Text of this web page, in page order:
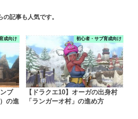
の記事も人気です。
成向け
ブ
の進
初心者・サブ育成向け
【ドラクエ10】オーガの出身村
「ランガーオ村」の進め方